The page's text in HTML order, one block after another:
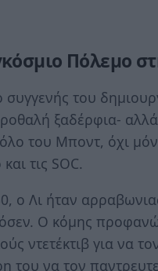
Πόλεμο
του
ξαδέρφια-
του Μποντ, όχι
τις SOC.
ο Λι ήταν
Ο κόμης
ντετέκτιβ για να
του να τον